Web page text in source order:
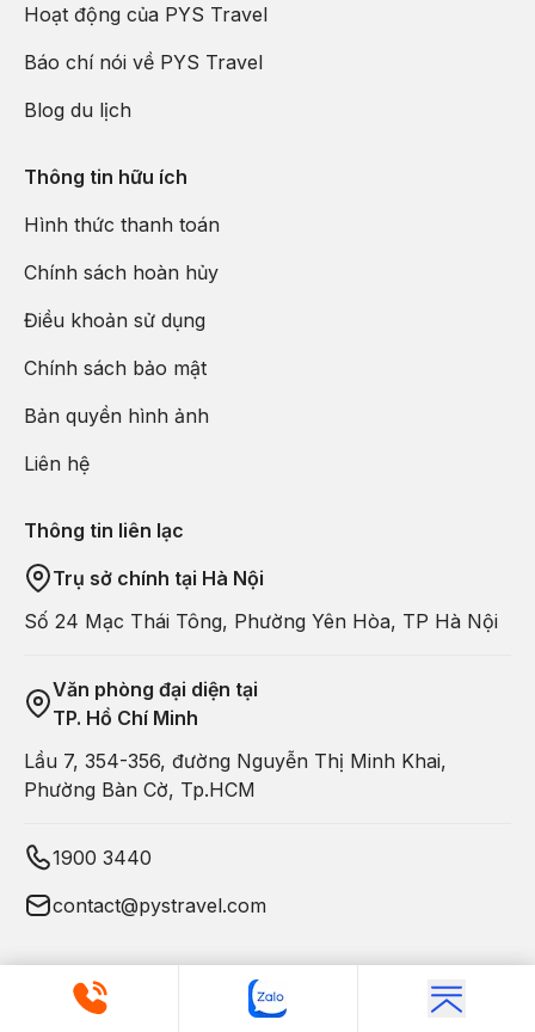
Hoạt động của PYS Travel
Báo chí nói về PYS Travel
Blog du lịch
Thông tin hữu ích
Hình thức thanh toán
Chính sách hoàn hủy
Điều khoản sử dụng
Chính sách bảo mật
Bản quyền hình ảnh
Liên hệ
Thông tin liên lạc
Trụ sở chính tại Hà Nội
Số 24 Mạc Thái Tông, Phường Yên Hòa, TP Hà Nội
Văn phòng đại diện tại
TP. Hồ Chí Minh
Lầu 7, 354-356, đường Nguyễn Thị Minh Khai,
Phường Bàn Cờ, Tp.HCM
1900 3440
contact@pystravel.com
Copyright © 2011-
. All Rights Reserved by PYS